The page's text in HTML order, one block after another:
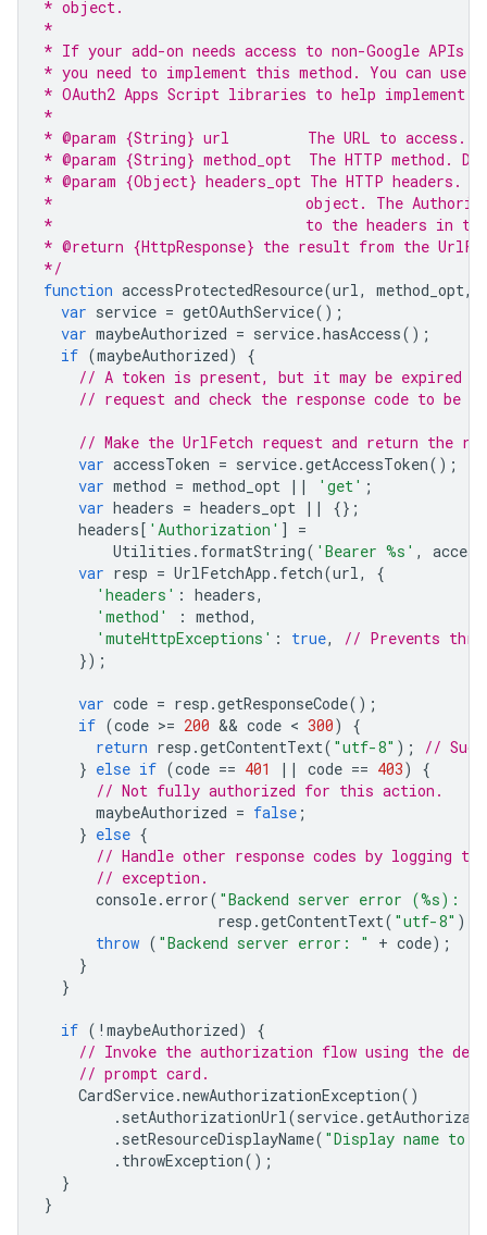
* object.
*
* If your add-on needs access to non-Google APIs
* you need to implement this method. You can use
* OAuth2 Apps Script libraries to help implement
*
* @param {String} url         The URL to access.
* @param {String} method_opt  The HTTP method.
* @param {Object} headers_opt The HTTP headers.
*                             object. The
*                             to the headers in this
* @return {HttpResponse} the result from the
*/
function accessProtectedResource(url, method_opt,
var service = getOAuthService();
var maybeAuthorized = service.hasAccess();
if (maybeAuthorized)
{
// A token is present, but it may be expired
// request and check the response code to be
// Make the UrlFetch request and return the
var accessToken = service.getAccessToken();
var method = method_opt || 'get' ;
var headers = headers_opt ||
{};
headers[ 'Authorization' ]
=
Utilities . formatString( 'Bearer %s' ,
var resp = UrlFetchApp . fetch(url,
{
'headers' : headers,
'method'
: method,
'muteHttpExceptions' : true,
// Prevents
});
var code = resp .getResponseCode();
if (code >= 200 && code < 300)
{
return resp .getContentText( "utf-8" );
//
} else if (code == 401 || code == 403)
{
// Not fully authorized for this action.
maybeAuthorized = false ;
} else {
// Handle other response codes by logging
// exception.
console. error( "Backend server error (%s):
resp .getContentText( "utf-8" ));
throw ( "Backend server error: " + code);
}
}
if ( ! maybeAuthorized)
{
// Invoke the authorization flow using the
// prompt card.
CardService.newAuthorizationException()
. setAuthorizationUrl(service.
. setResourceDisplayName( "Display name to
. throwException();
}
}